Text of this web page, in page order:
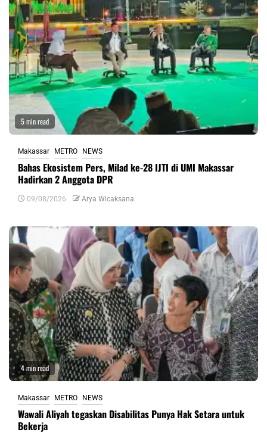
5 min read
Makassar METRO NEWS
Bahas Ekosistem Pers, Milad ke-28 IJTI di UMI Makassar
Hadirkan 2 Anggota DPR
09/08/2026 Arya Wicaksana
4 min read
Makassar METRO NEWS
Wawali Aliyah tegaskan Disabilitas Punya Hak Setara untuk
Bekerja